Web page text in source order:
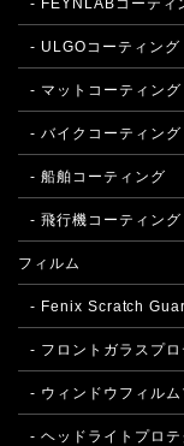
- FEYNLABコーティ
- ULGOコーティング
- マットコーティング
- バイクコーティング
- 船舶コーティング
- 飛行機コーティング
フィルム
- Fenix Scratch
- フロントガラスプ
- ウィンドウフィル
- ヘッドライトプロ